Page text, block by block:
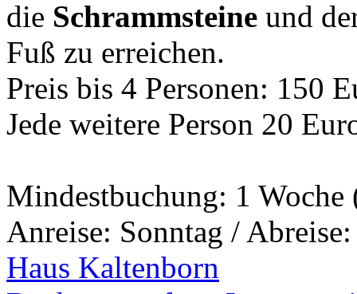
die Schrammsteine und
Fuß zu erreichen.
Preis bis 4 Personen: 150
Jede weitere Person 20
Mindestbuchung: 1 Woche
Anreise: Sonntag / Abreise:
Haus Kaltenborn